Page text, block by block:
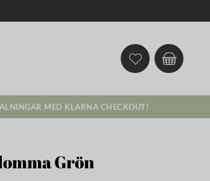
MED KLARNA CHECKOUT!
Grön